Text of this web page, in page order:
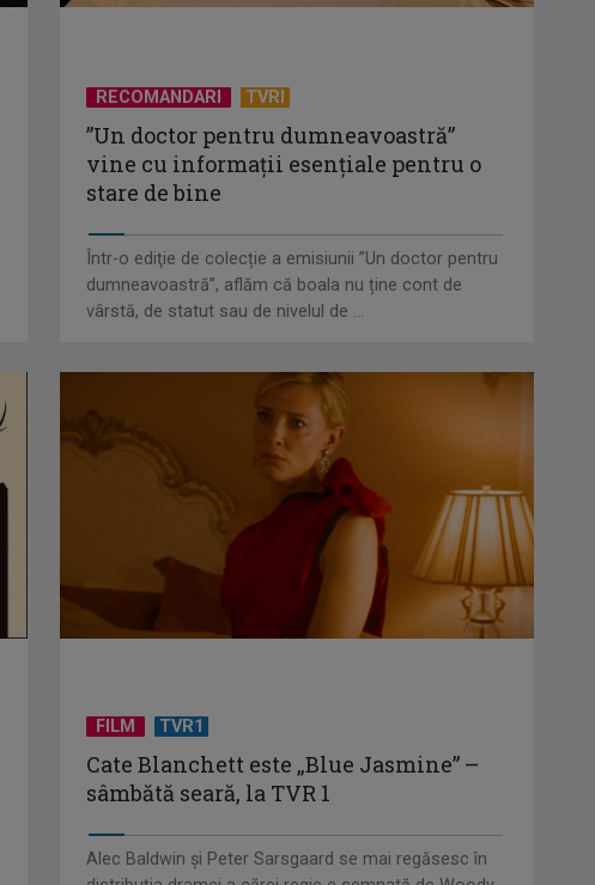
a VIII-a, noțiuni de fonetică (II) /
VIDEO
RECOMANDARI TVRI
”Un doctor pentru dumneavoastră”
vine cu informații esențiale pentru o
stare de bine
Într-o ediţie de colecție a emisiunii ”Un doctor pentru
dumneavoastră”, aflăm că boala nu ține cont de
vârstă, de statut sau de nivelul de ...
FILM TVR1
Cate Blanchett este „Blue Jasmine” –
sâmbătă seară, la TVR 1
Alec Baldwin şi Peter Sarsgaard se mai regăsesc în